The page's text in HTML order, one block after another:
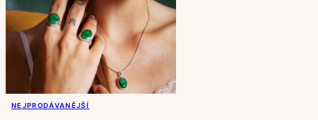
NEJPRODÁVANĚJŠÍ